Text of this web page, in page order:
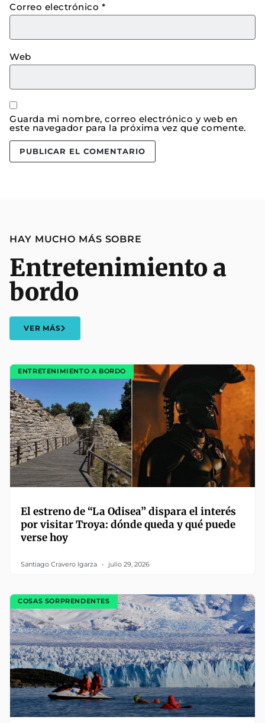
Correo electrónico *
Web
Guarda mi nombre, correo electrónico y web en
este navegador para la próxima vez que comente.
HAY MUCHO MÁS SOBRE
Entretenimiento a
bordo
VER MÁS
ENTRETENIMIENTO A BORDO
El estreno de “La Odisea” dispara el interés
por visitar Troya: dónde queda y qué puede
verse hoy
Santiago Cravero Igarza julio 29, 2026
COSAS SORPRENDENTES